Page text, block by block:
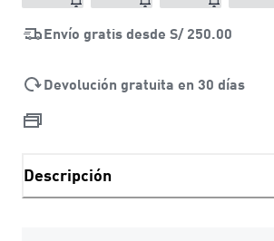
Envío gratis desde S/ 250.00
Devolución gratuita en 30 días
Descripción